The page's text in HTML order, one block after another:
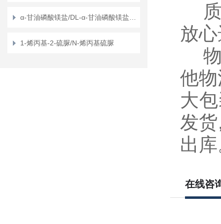
1-烯丙基-2-硫脲/N-烯丙基硫脲
质
放
物
他
大
发
出
在线咨